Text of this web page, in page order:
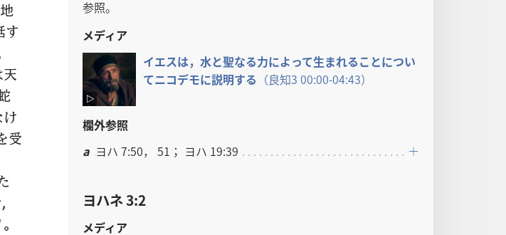
す
受
。
参照。
メディア
イエス​は，水​と​聖​なる​力​に​よっ​て​生ま​れる​こと​に​つい​
て​ニコデモ​に​説明​する （良知​3 00:00-04:43）
欄外参照
a ヨハ 7:50， 51； ヨハ 19:39
ヨハネ 3:2
メディア